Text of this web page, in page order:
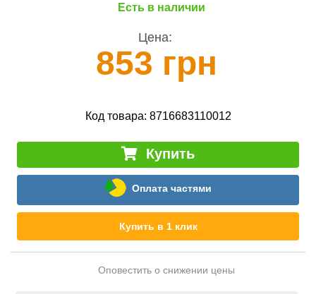
Есть в наличии
Цена:
853 грн
Код товара: 8716683110012
Купить
Оплата частями
Купить в 1 клик
Оповестить о снижении цены